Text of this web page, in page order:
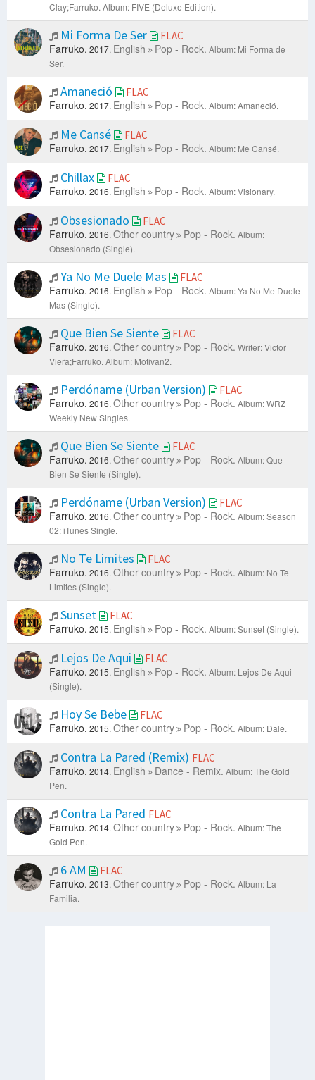
Clay;Farruko. Album: FIVE (Deluxe Edition).
Mi Forma De Ser FLAC
Farruko. 2017. English Pop - Rock. Album: Mi Forma de
Ser.
Amaneció FLAC
Farruko. 2017. English Pop - Rock. Album: Amaneció.
Me Cansé FLAC
Farruko. 2017. English Pop - Rock. Album: Me Cansé.
Chillax FLAC
Farruko. 2016. English Pop - Rock. Album: Visionary.
Obsesionado FLAC
Farruko. 2016. Other country Pop - Rock. Album:
Obsesionado (Single).
Ya No Me Duele Mas FLAC
Farruko. 2016. English Pop - Rock. Album: Ya No Me Duele
Mas (Single).
Que Bien Se Siente FLAC
Farruko. 2016. Other country Pop - Rock. Writer: Victor
Viera;Farruko. Album: Motivan2.
Perdóname (Urban Version) FLAC
Farruko. 2016. Other country Pop - Rock. Album: WRZ
Weekly New Singles.
Que Bien Se Siente FLAC
Farruko. 2016. Other country Pop - Rock. Album: Que
Bien Se Siente (Single).
Perdóname (Urban Version) FLAC
Farruko. 2016. Other country Pop - Rock. Album: Season
02: iTunes Single.
No Te Limites FLAC
Farruko. 2016. Other country Pop - Rock. Album: No Te
Limites (Single).
Sunset FLAC
Farruko. 2015. English Pop - Rock. Album: Sunset (Single).
Lejos De Aqui FLAC
Farruko. 2015. English Pop - Rock. Album: Lejos De Aqui
(Single).
Hoy Se Bebe FLAC
Farruko. 2015. Other country Pop - Rock. Album: Dale.
Contra La Pared (Remix) FLAC
Farruko. 2014. English Dance - Remix. Album: The Gold
Pen.
Contra La Pared FLAC
Farruko. 2014. Other country Pop - Rock. Album: The
Gold Pen.
6 AM FLAC
Farruko. 2013. Other country Pop - Rock. Album: La
Familia.